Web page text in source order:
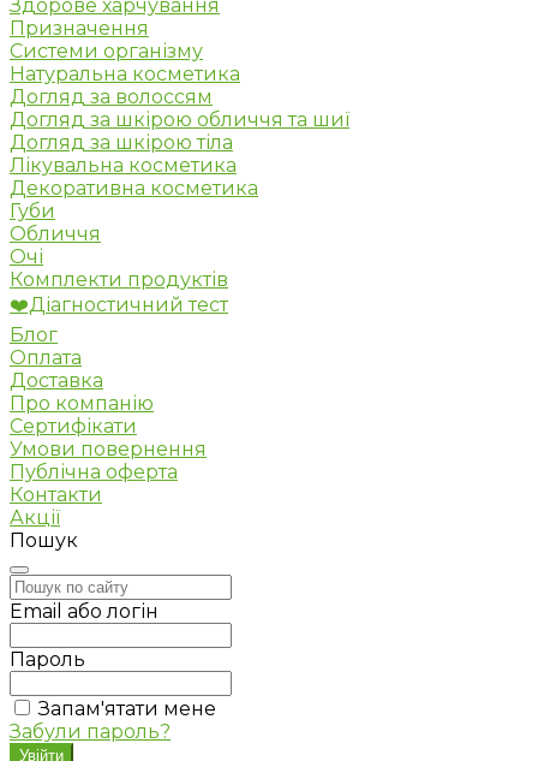
Здорове харчування
Призначення
Системи організму
Натуральна косметика
Догляд за волоссям
Догляд за шкірою обличчя та шиї
Догляд за шкірою тіла
Лікувальна косметика
Декоративна косметика
Губи
Обличчя
Очі
Комплекти продуктів
❤️Діагностичний тест
Блог
Оплата
Доставка
Про компанію
Сертифікати
Умови повернення
Публічна оферта
Контакти
Акції
Пошук
Email або логін
Пароль
Запам'ятати мене
Забули пароль?